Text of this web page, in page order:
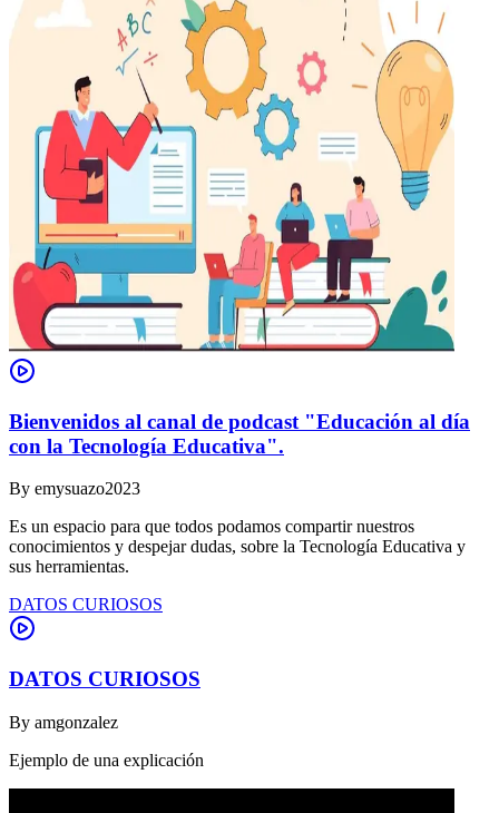
Bienvenidos al canal de podcast "Educación al día
con la Tecnología Educativa".
By emysuazo2023
Es un espacio para que todos podamos compartir nuestros
conocimientos y despejar dudas, sobre la Tecnología Educativa y
sus herramientas.
DATOS CURIOSOS
DATOS CURIOSOS
By amgonzalez
Ejemplo de una explicación